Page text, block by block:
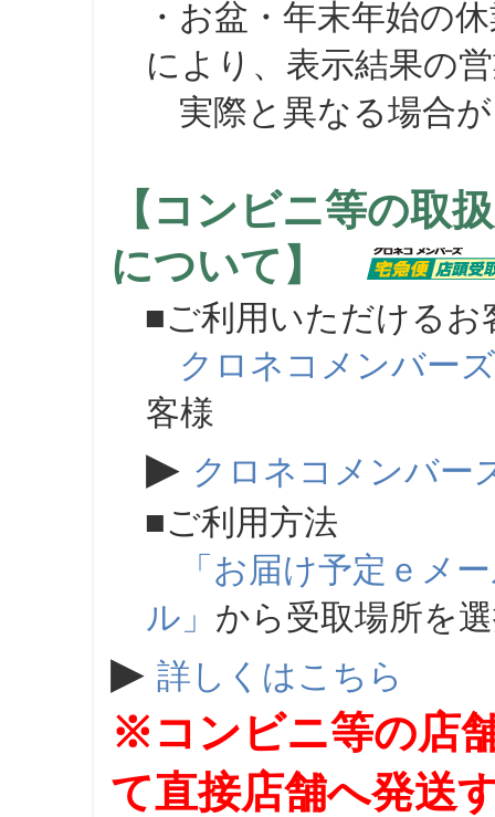
・お盆・年末年始の
により、表示結果の
実際と異なる場合が
【コンビニ等の取
について】
■ご利用いただけるお
クロネコメンバーズ
客様
▶ クロネコメンバー
■ご利用方法
「お届け予定ｅメ
ル」 から受取場所を
▶ 詳しくはこちら
※コンビニ等の店
て直接店舗へ発送